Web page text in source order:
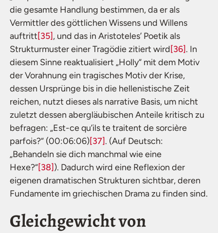
die gesamte Handlung bestimmen, da er als
Vermittler des göttlichen Wissens und Willens
auftritt[35], und das in Aristoteles’ Poetik als
Strukturmuster einer Tragödie zitiert wird[36]. In
diesem Sinne reaktualisiert „Holly“ mit dem Motiv
der Vorahnung ein tragisches Motiv der Krise,
dessen Ursprünge bis in die hellenistische Zeit
reichen, nutzt dieses als narrative Basis, um nicht
zuletzt dessen abergläubischen Anteile kritisch zu
befragen: „Est-ce qu’ils te traitent de sorcière
parfois?“ (00:06:06)[37]. (Auf Deutsch:
„Behandeln sie dich manchmal wie eine
Hexe?“[38]). Dadurch wird eine Reflexion der
eigenen dramatischen Strukturen sichtbar, deren
Fundamente im griechischen Drama zu finden sind.
Gleichgewicht von